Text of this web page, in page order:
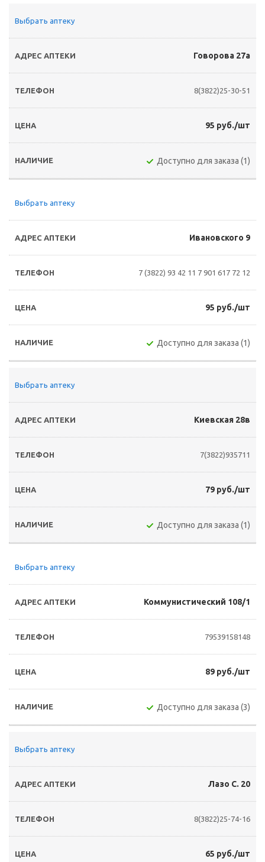
Выбрать аптеку
Говорова 27а
8(3822)25-30-51
95 руб./шт
Доступно для заказа (1)
Выбрать аптеку
Ивановского 9
7 (3822) 93 42 11 7 901 617 72 12
95 руб./шт
Доступно для заказа (1)
Выбрать аптеку
Киевская 28в
7(3822)935711
79 руб./шт
Доступно для заказа (1)
Выбрать аптеку
Коммунистический 108/1
79539158148
89 руб./шт
Доступно для заказа (3)
Выбрать аптеку
Лазо С. 20
8(3822)25-74-16
65 руб./шт